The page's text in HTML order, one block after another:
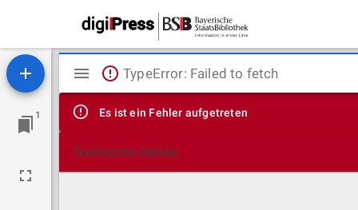
1
Mirador
Viewer
TypeError: Failed to fetch
Es ist ein Fehler aufgetreten
Technische Details